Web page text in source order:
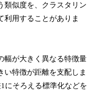
類似度を、クラスタリン
利用することがありま
幅が大きく異なる特徴量
い特徴が距離を支配しま
にそろえる標準化などを